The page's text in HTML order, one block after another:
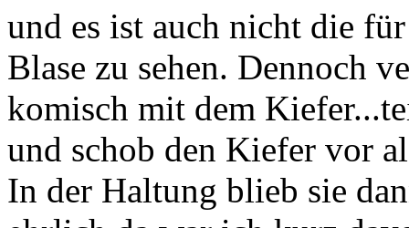
und es ist auch nicht die
Blase zu sehen. Dennoch
komisch mit dem
und schob den Kiefer vor
In der Haltung blieb sie